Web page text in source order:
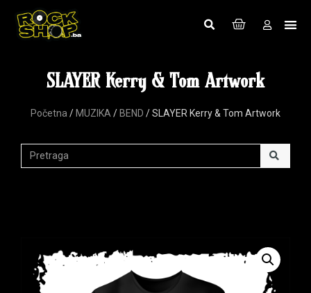
SLAYER Kerry & Tom Artwork
Početna / MUZIKA / BEND / SLAYER Kerry & Tom Artwork